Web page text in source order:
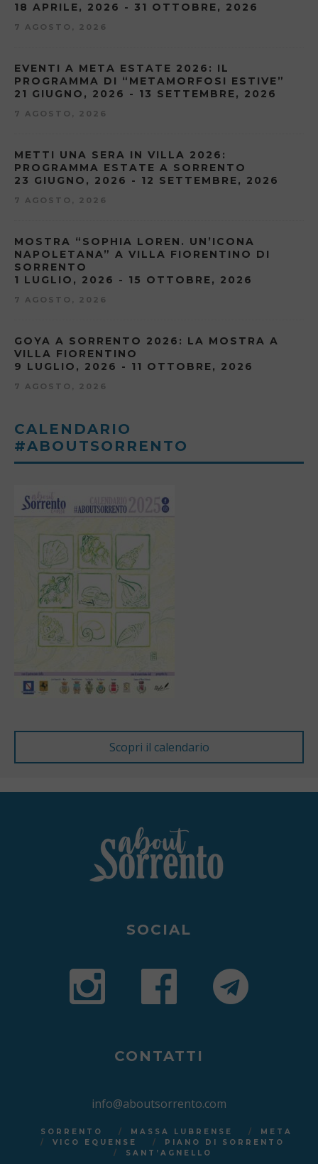
18 APRILE, 2026 - 31 OTTOBRE, 2026
7 AGOSTO, 2026
EVENTI A META ESTATE 2026: IL
PROGRAMMA DI “METAMORFOSI ESTIVE”
21 GIUGNO, 2026 - 13 SETTEMBRE, 2026
7 AGOSTO, 2026
METTI UNA SERA IN VILLA 2026:
PROGRAMMA ESTATE A SORRENTO
23 GIUGNO, 2026 - 12 SETTEMBRE, 2026
7 AGOSTO, 2026
MOSTRA “SOPHIA LOREN. UN’ICONA
NAPOLETANA” A VILLA FIORENTINO DI
SORRENTO
1 LUGLIO, 2026 - 15 OTTOBRE, 2026
7 AGOSTO, 2026
GOYA A SORRENTO 2026: LA MOSTRA A
VILLA FIORENTINO
9 LUGLIO, 2026 - 11 OTTOBRE, 2026
7 AGOSTO, 2026
CALENDARIO
#ABOUTSORRENTO
SOCIAL
CONTATTI
info@aboutsorrento.com
SORRENTO MASSA LUBRENSE
META
VICO EQUENSE
PIANO DI SORRENTO
SANT’AGNELLO